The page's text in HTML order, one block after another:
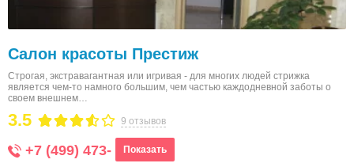
Салон красоты Престиж
Строгая, экстравагантная или игривая - для многих людей стрижка
является чем-то намного большим, чем частью каждодневной заботы о
своем внешнем…
9 отзывов
3.5
+7 (499) 473- Показать